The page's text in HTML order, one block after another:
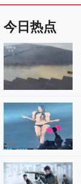
今日热点